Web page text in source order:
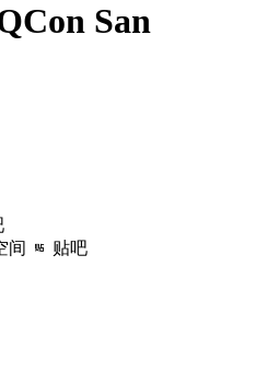
San
间 贴吧